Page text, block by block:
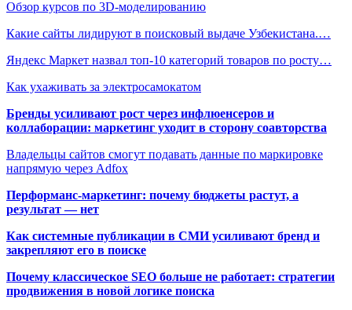
Обзор курсов по 3D-моделированию
Какие сайты лидируют в поисковый выдаче Узбекистана.…
Яндекс Маркет назвал топ-10 категорий товаров по росту…
Как ухаживать за электросамокатом
Бренды усиливают рост через инфлюенсеров и
коллаборации: маркетинг уходит в сторону соавторства
Владельцы сайтов смогут подавать данные по маркировке
напрямую через Adfox
Перформанс-маркетинг: почему бюджеты растут, а
результат — нет
Как системные публикации в СМИ усиливают бренд и
закрепляют его в поиске
Почему классическое SEO больше не работает: стратегии
продвижения в новой логике поиска